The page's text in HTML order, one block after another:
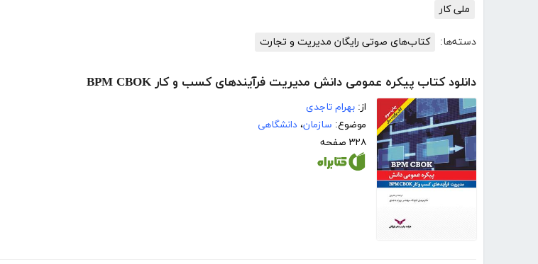
ملی کار
دسته‌ها: کتاب‌های صوتی رایگان مدیریت و تجارت
دانلود کتاب پیکره عمومی دانش مدیریت فرآیندهای کسب و کار BPM CBOK
از: بهرام تاجدی
موضوع: سازمان، دانشگاهی
۳۲۸ صفحه